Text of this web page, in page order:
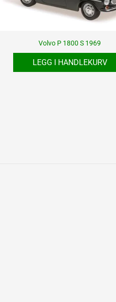
Volvo P 1800 S 1969
LEGG I HANDLEKURV